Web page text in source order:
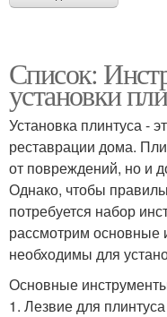
Список:
установки
Установка плинтуса -
реставрации дома.
от повреждений, но и
Однако, чтобы
потребуется набор
рассмотрим основные
необходимы для
Основные
1. Лезвие для плинтуса